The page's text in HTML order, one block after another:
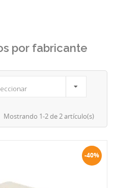
por fabricante
Mostrando 1-2 de 2 artículo(s)
-40%